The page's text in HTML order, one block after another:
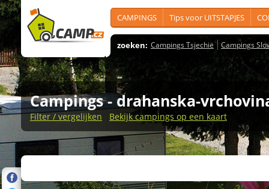
CAMPINGS Tips voor UITSTAPJES
zoeken: Campings Tsjechië Campings
Campings - drahanska-
Filter / vergelijken Bekijk campings op een kaart